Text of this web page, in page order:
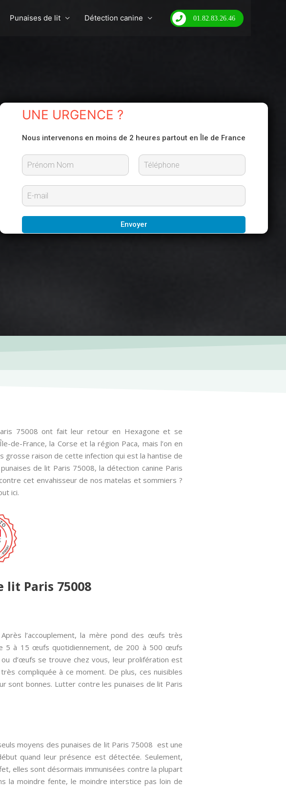
Punaises de lit Détection canine 01.82.83.26.46
UNE URGENCE ?
Nous intervenons en moins de 2 heures partout en Île de France
r
n
m
o
E
m
a
Envoyer
75008 ont fait leur retour en Hexagone et se
de-France, la Corse et la région Paca, mais l’on en
raison de cette infection qui est la hantise de
de lit Paris 75008, la détection canine Paris
cet envahisseur de nos matelas et sommiers ?
ici.
Paris 75008
l’accouplement, la mère pond des œufs très
5 à 15 œufs quotidiennement, de 200 à 500 œufs
d’œufs se trouve chez vous, leur prolifération est
compliquée à ce moment. De plus, ces nuisibles
sont bonnes. Lutter contre les punaises de lit Paris
moyens des punaises de lit Paris 75008 est une
quand leur présence est détectée. Seulement,
elles sont désormais immunisées contre la plupart
la moindre fente, le moindre interstice pas loin de